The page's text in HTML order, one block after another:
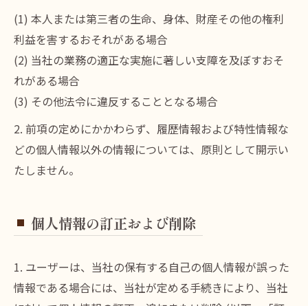
(1) 本人または第三者の生命、身体、財産その他の権利
利益を害するおそれがある場合
(2) 当社の業務の適正な実施に著しい支障を及ぼすおそ
れがある場合
(3) その他法令に違反することとなる場合
2. 前項の定めにかかわらず、履歴情報および特性情報な
どの個人情報以外の情報については、原則として開示い
たしません。
個人情報の訂正および削除
1. ユーザーは、当社の保有する自己の個人情報が誤った
情報である場合には、当社が定める手続きにより、当社